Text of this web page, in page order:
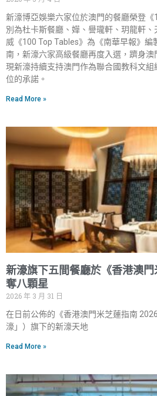
新濠博亞娛樂六家位於澳門的餐廳榮登
別為杜卡斯餐廳、嬅、譽瓏軒、玥龍軒
威《100 Top Tables》為《南華早報》
南，新濠六家高級餐廳再度入選，躋身
現新濠持續支持澳門作為聯合國教科文
位的承諾。
Read More »
新濠旗下五間餐廳於《香港澳
奪八顆星
2026 年 3 月 31 日
在日前公佈的《香港澳門米芝蓮指南
濠」）旗下的新濠天地
Read More »